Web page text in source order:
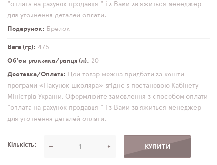
"оплата на рахунок продавця " і з Вами зв'яжиться менеджер
для уточнення деталей оплати.
Подарунок
Брелок
Вага (гр)
475
Об'єм рюкзака/ранця (л)
20
Доставка/Оплата
Цей товар можна придбати за кошти
програми «Пакунок школяра» згідно з постановою Кабінету
Міністрів України. Оформлюйте замовлення з способом оплати
"оплата на рахунок продавця " і з Вами зв'яжиться менеджер
для уточнення деталей оплати.
Кількість — +